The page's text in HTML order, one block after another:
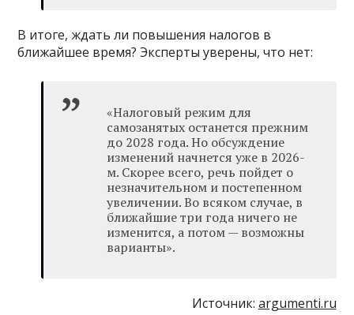
В итоге, ждать ли повышения налогов в
ближайшее время? Эксперты уверены, что нет:
«Налоговый режим для
самозанятых останется прежним
до 2028 года. Но обсуждение
изменений начнется уже в 2026-
м. Скорее всего, речь пойдет о
незначительном и постепенном
увеличении. Во всяком случае, в
ближайшие три года ничего не
изменится, а потом — возможны
варианты».
Источник: argumenti.ru